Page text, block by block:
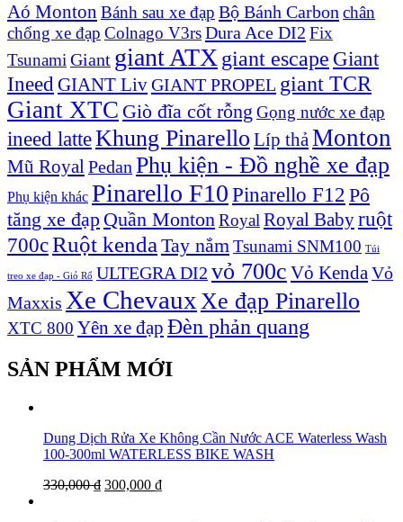
Aó Monton Bánh sau xe đạp Bộ Bánh Carbon chân
chống xe đạp Colnago V3rsDura Ace DI2 Fix
Tsunami Giant giant ATX giant escape Giant
Ineed GIANT LivGIANT PROPEL giant TCR
Giant XTC Giò đĩa cốt rỗng Gọng nước xe đạp
ineed latteKhung Pinarello Líp thảMonton
Mũ Royal Pedan Phụ kiện - Đồ nghề xe đạp
Phụ kiện khác Pinarello F10Pinarello F12 Pô
tăng xe đạp Quần MontonRoyal Royal Babyruột
700cRuột kendaTay nắmTsunami SNM100 Túi
treo xe đạp - Giỏ Rổ ULTEGRA DI2 vỏ 700c Vỏ KendaVỏ
Maxxis Xe ChevauxXe đạp Pinarello
XTC 800 Yên xe đạp Đèn phản quang
SẢN PHẨM MỚI
Dung Dịch Rửa Xe Không Cần Nước ACE Waterless Wash
100-300ml WATERLESS BIKE WASH
330,000₫ 300,000 ₫